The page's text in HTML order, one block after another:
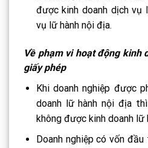
được kinh doanh dịch vụ
vụ lữ hành nội địa.
Về phạm vi hoạt động kinh
giấy phép
Khi doanh nghiệp được
doanh lữ hành nội địa
không được kinh doanh lữ
Doanh nghiệp có vốn